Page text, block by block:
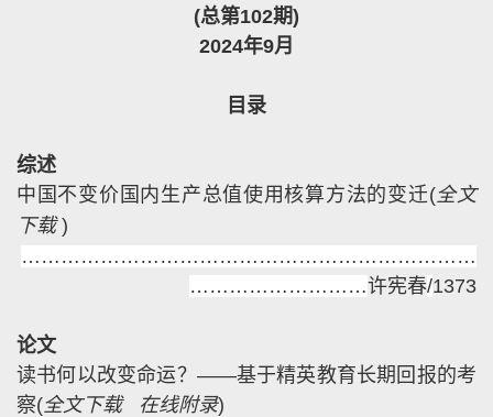
(总第102期)
2024年9月
目录
综述
中国不变价国内生产总值使用核算方法的变迁(全文
下载 )
……………………………………………………………
……… ………………许宪春/1373
论文
读书何以改变命运？——基于精英教育长期回报的考
察(全文下载 在线附录)